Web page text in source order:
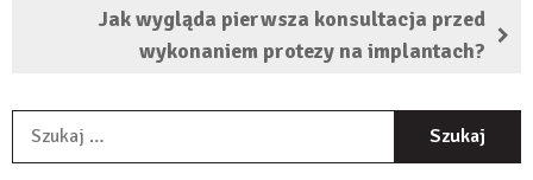
Jak wygląda pierwsza konsultacja przed
wykonaniem protezy na implantach?